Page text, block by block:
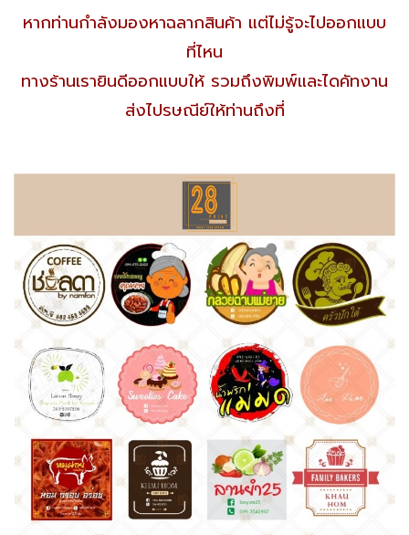
หากท่านกำลังมองหาฉลากสินค้า แต่ไม่รู้จะไปออกแบบ
ที่ไหน
ทางร้านเรายินดีออกแบบให้ รวมถึงพิมพ์และไดคัทงาน
ส่งไปรษณีย์ให้ท่านถึงที่